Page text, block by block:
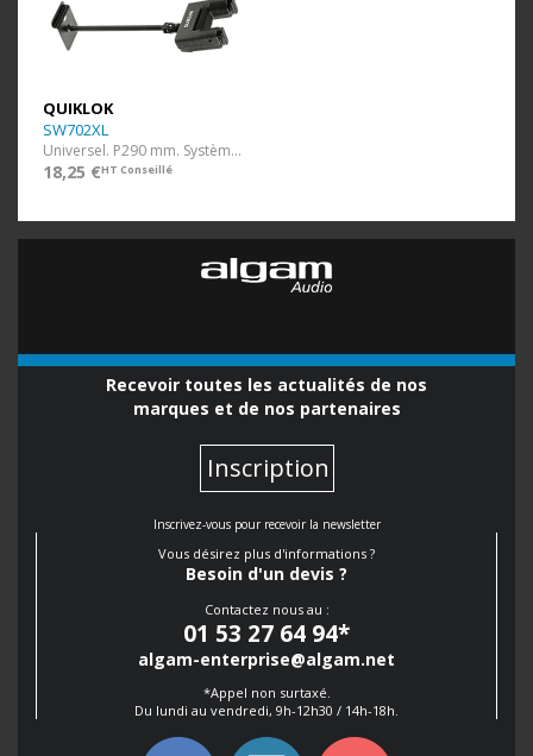
QUIKLOK
SW702XL
Universel. P290 mm. Système autobloquant.
18,25 €HT Conseillé
Recevoir toutes les actualités de nos
marques et de nos partenaires
Inscription
Inscrivez-vous pour recevoir la newsletter
Vous désirez plus d'informations ?
Besoin d'un devis ?
Contactez nous au :
01 53 27 64 94*
algam-enterprise@algam.net
*Appel non surtaxé.
Du lundi au vendredi, 9h-12h30 / 14h-18h.